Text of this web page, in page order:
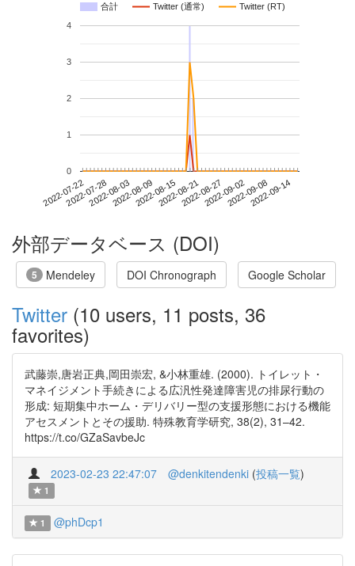
合計 Twitter (通常) Twitter (RT)
2022-07-222022-07-282022-08-032022-08-092022-08-152022-08-212022-08-272022-09-022022-09-082022-09-14
0
1
2
3
4
外部データベース (DOI)
5 Mendeley DOI Chronograph Google Scholar
Twitter (10 users, 11 posts, 36
favorites)
武藤崇,唐岩正典,岡田崇宏, &小林重雄. (2000). トイレット・
マネイジメント手続きによる広汎性発達障害児の排尿行動の
形成: 短期集中ホーム・デリバリー型の支援形態における機能
アセスメントとその援助. 特殊教育学研究, 38(2), 31–42.
https://t.co/GZaSavbeJc
2023-02-23 22:47:07 @denkitendenki (投稿一覧)
1
1 @phDcp1